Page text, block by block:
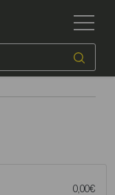
0,00€